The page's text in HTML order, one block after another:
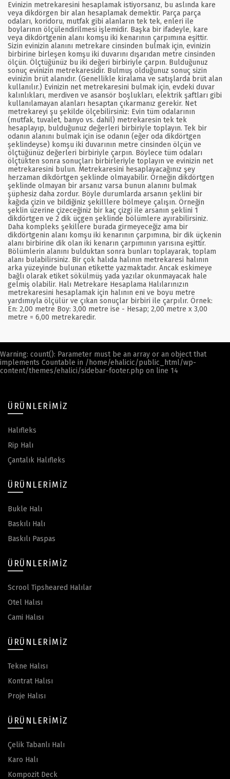
Evinizin metrekaresini hesaplamak istiyorsanız, bu aslında kare
veya dikdörgen bir alan hesaplamak demektir. Parça parça
odaları, koridoru, mutfak gibi alanların tek tek, enleri ile
boylarının ölçülendirilmesi işlemidir. Başka bir ifadeyle, kare
veya dikdörtgenin alanı komşu iki kenarının çarpımına eşittir.
Sizin evinizin alanını metrekare cinsinden bulmak için, evinizin
birbirine birleşen komşu iki duvarını dışarıdan metre cinsinden
ölçün. Ölçtüğünüz bu iki değeri birbiriyle çarpın. Bulduğunuz
sonuç evinizin metrekaresidir. Bulmuş olduğunuz sonuç sizin
evinizin brüt alanıdır. (Genellikle kiralama ve satışlarda brüt alan
kullanılır.) Evinizin net metrekaresini bulmak için, evdeki duvar
kalınlıkları, merdiven ve asansör boşlukları, elektrik şaftları gibi
kullanılamayan alanları hesaptan çıkarmanız gerekir. Net
metrekareyi şu şekilde ölçebilirsiniz: Evin tüm odalarının
(mutfak, tuvalet, banyo vs. dahil) metrekaresin tek tek
hesaplayıp, bulduğunuz değerleri birbiriyle toplayın. Tek bir
odanın alanını bulmak için ise odanın (eğer oda dikdörtgen
şeklindeyse) komşu iki duvarının metre cinsinden ölçün ve
ölçtüğünüz değerleri birbiriyle çarpın. Böylece tüm odaları
ölçtükten sonra sonuçları birbirleriyle toplayın ve evinizin net
metrekaresini bulun. Metrekaresini hesaplayacağınız şey
herzaman dikdörtgen şeklinde olmayabilir. Örneğin dikdörtgen
şeklinde olmayan bir arsanız varsa bunun alanını bulmak
şüphesiz daha zordur. Böyle durumlarda arsanın şeklini bir
kağıda çizin ve bildiğiniz şekilllere bölmeye çalışın. Örneğin
şeklin üzerine çizeceğiniz bir kaç çizgi ile arsanın şeklini 1
dikdörtgen ve 2 dik üçgen şeklinde bölümlere ayırabilirsiniz.
Daha kompleks şekillere burada girmeyeceğiz ama bir
dikdörtgenin alanı komşu iki kenarının çarpımına, bir dik üçkenin
alanı birbirine dik olan iki kenarın çarpımının yarısına eşittir.
Bölümlerin alanını bulduktan sonra bunları toplayarak, toplam
alanı bulabilirsiniz. Bir çok halıda halının metrekaresi halının
arka yüzeyinde bulunan etikette yazmaktadır. Ancak eskimeye
bağlı olarak etiket sökülmüş yada yazılar okunmayacak hale
gelmiş olabilir. Halı Metrekare Hesaplama Halılarınızın
metrekaresini hesaplamak için halının eni ve boyu metre
yardımıyla ölçülür ve çıkan sonuçlar birbiri ile çarpılır. Örnek:
En: 2,00 metre Boy: 3,00 metre ise - Hesap; 2,00 metre x 3,00
metre = 6,00 metrekaredir.
Warning: count(): Parameter must be an array or an object that
implements Countable in /home/ehalicic/public_html/wp-
content/themes/ehalici/sidebar-footer.php on line 14
ÜRÜNLERIMIZ
Halıfleks
Rip Halı
Çantalık Halıfleks
ÜRÜNLERIMIZ
Bukle Halı
Baskılı Halı
Baskılı Paspas
ÜRÜNLERIMIZ
Scrool Tipsheared Halılar
Otel Halısı
Cami Halısı
ÜRÜNLERIMIZ
Tekne Halısı
Kontrat Halısı
Proje Halısı
ÜRÜNLERIMIZ
Çelik Tabanlı Halı
Karo Halı
Kompozit Deck